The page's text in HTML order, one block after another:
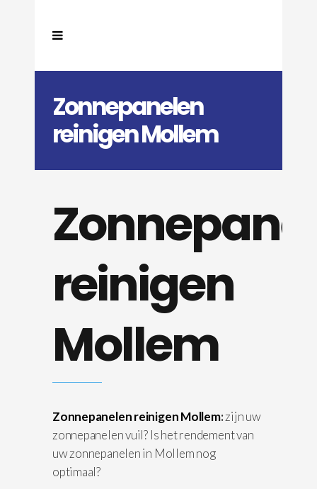
Zonnepanelen
reinigen Mollem
reinigen
Mollem
Zonnepanelen reinigen Mollem:zijn uw
zonnepanelen vuil? Is het rendement van
uw zonnepanelen in Mollem nog
optimaal?